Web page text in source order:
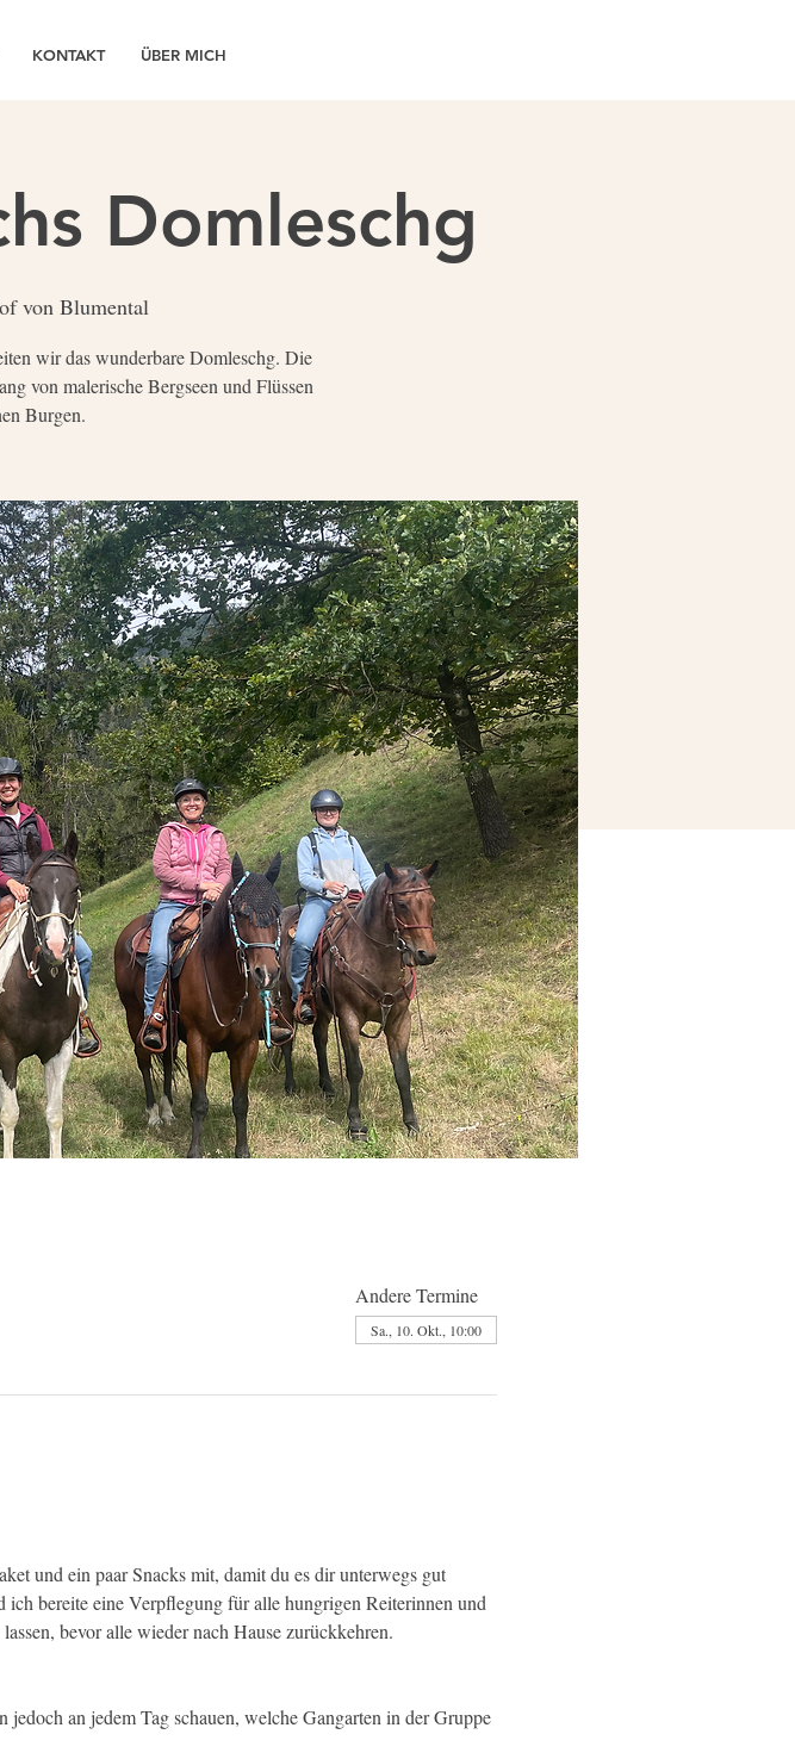
KONTAKT ÜBER MICH
Domleschg
von Blumental
wir das wunderbare Domleschg. Die
von malerische Bergseen und Flüssen
Andere Termine
Sa., 10. Okt., 10:00
und ein paar Snacks mit, damit du es dir unterwegs gut
bereite eine Verpflegung für alle hungrigen Reiterinnen und
bevor alle wieder nach Hause zurückkehren.
an jedem Tag schauen, welche Gangarten in der Gruppe